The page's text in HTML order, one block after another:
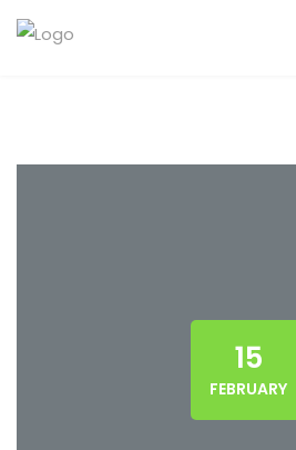
15
FEBRUARY